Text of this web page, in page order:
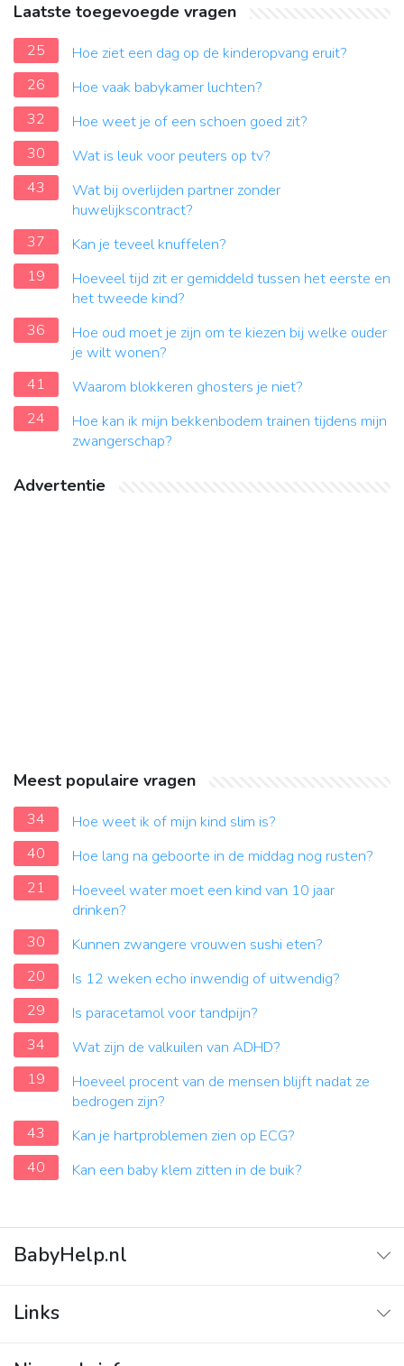
Laatste toegevoegde vragen
25
Hoe ziet een dag op de kinderopvang eruit?
26
Hoe vaak babykamer luchten?
32
Hoe weet je of een schoen goed zit?
30
Wat is leuk voor peuters op tv?
43
Wat bij overlijden partner zonder
huwelijkscontract?
37
Kan je teveel knuffelen?
19
Hoeveel tijd zit er gemiddeld tussen het eerste en
het tweede kind?
36
Hoe oud moet je zijn om te kiezen bij welke ouder
je wilt wonen?
41
Waarom blokkeren ghosters je niet?
24
Hoe kan ik mijn bekkenbodem trainen tijdens mijn
zwangerschap?
Advertentie
Meest populaire vragen
34
Hoe weet ik of mijn kind slim is?
40
Hoe lang na geboorte in de middag nog rusten?
21
Hoeveel water moet een kind van 10 jaar
drinken?
30
Kunnen zwangere vrouwen sushi eten?
20
Is 12 weken echo inwendig of uitwendig?
29
Is paracetamol voor tandpijn?
34
Wat zijn de valkuilen van ADHD?
19
Hoeveel procent van de mensen blijft nadat ze
bedrogen zijn?
43
Kan je hartproblemen zien op ECG?
40
Kan een baby klem zitten in de buik?
BabyHelp.nl
Vraag & Antwoord
Links